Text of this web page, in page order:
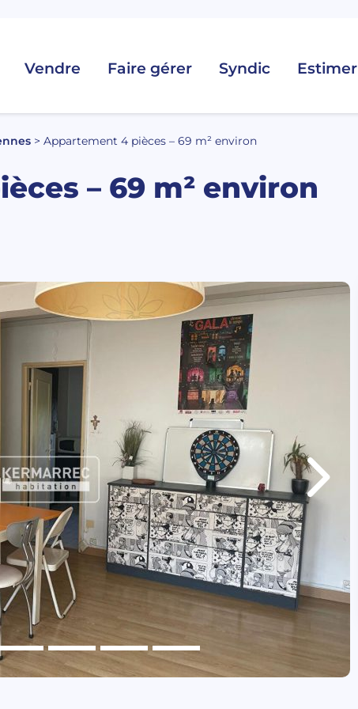
Vendre Faire gérer Syndic Estimer
> Appartement 4 pièces – 69 m² environ
– 69 m² environ